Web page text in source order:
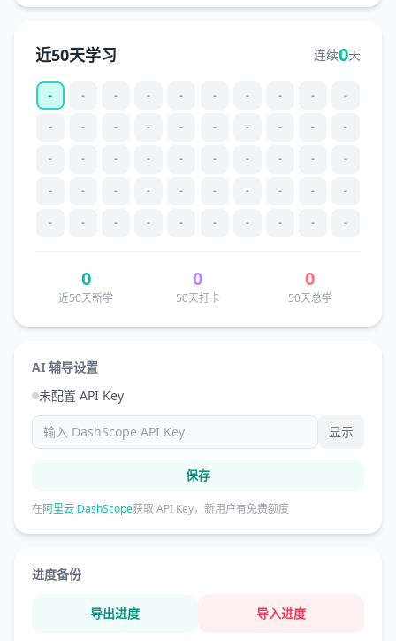
近50天学习 连续0天
- - - - - - - - - -
- - - - - - - - - -
- - - - - - - - - -
- - - - - - - - - -
- - - - - - - - - -
0
近50天新学
0
50天打卡
0
50天总学
AI 辅导设置
未配置 API Key
显示
保存
在阿里云 DashScope获取 API Key，新用户有免费额度
进度备份
导出进度 导入进度